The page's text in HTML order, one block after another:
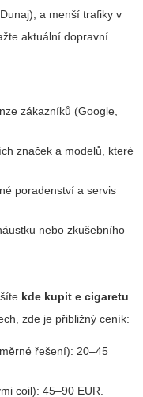
a menší trafiky v
aktuální dopravní
zákazníků (Google,
značek a modelů, které
poradenství a servis
nebo zkušebního
kde kupit e cigaretu
zde je přibližný ceník:
řešení): 20–45
coil): 45–90 EUR.